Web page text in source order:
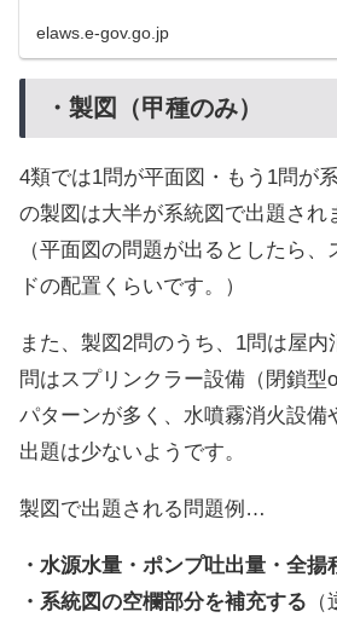
elaws.e-gov.go.jp
・製図（甲種のみ）
4類では1問が平面図・もう1問が
の製図は大半が系統図で出題され
（平面図の問題が出るとしたら
ドの配置くらいです。）
また、製図2問のうち、1問は屋
問はスプリンクラー設備（閉鎖型
パターンが多く、水噴霧消火設備
出題は少ないようです。
製図で出題される問題例…
・水源水量・ポンプ吐出量・全揚
・系統図の空欄部分を補充する